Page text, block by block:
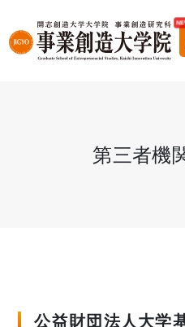
第三者機
公益財団法人大学